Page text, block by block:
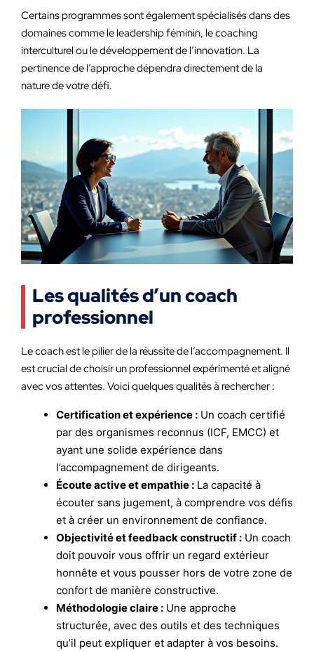
Certains programmes sont également spécialisés dans des
domaines comme le leadership féminin, le coaching
interculturel ou le développement de l’innovation. La
pertinence de l’approche dépendra directement de la
nature de votre défi.
Les qualités d’un coach
professionnel
Le coach est le pilier de la réussite de l’accompagnement. Il
est crucial de choisir un professionnel expérimenté et aligné
avec vos attentes. Voici quelques qualités à rechercher :
Certification et expérience : Un coach certifié
par des organismes reconnus (ICF, EMCC) et
ayant une solide expérience dans
l’accompagnement de dirigeants.
Écoute active et empathie : La capacité à
écouter sans jugement, à comprendre vos défis
et à créer un environnement de confiance.
Objectivité et feedback constructif : Un coach
doit pouvoir vous offrir un regard extérieur
honnête et vous pousser hors de votre zone de
confort de manière constructive.
Méthodologie claire : Une approche
structurée, avec des outils et des techniques
qu’il peut expliquer et adapter à vos besoins.